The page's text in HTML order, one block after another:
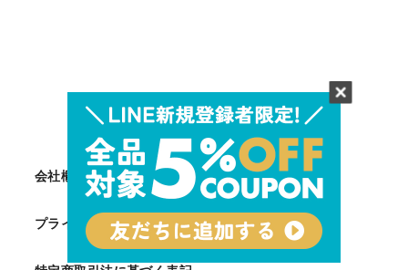
会社概要
プライバシーポリシー